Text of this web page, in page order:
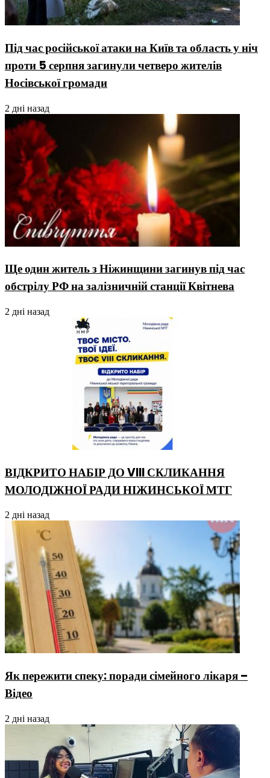
Під час російської атаки на Київ та область у ніч
проти 5 серпня загинули четверо жителів
Носівської громади
2 дні назад
Ще один житель з Ніжинщини загинув під час
обстрілу РФ на залізничній станції Квітнева
2 дні назад
ВІДКРИТО НАБІР ДО VIII СКЛИКАННЯ
МОЛОДІЖНОЇ РАДИ НІЖИНСЬКОЇ МТГ
2 дні назад
Як пережити спеку: поради сімейного лікаря –
Відео
2 дні назад